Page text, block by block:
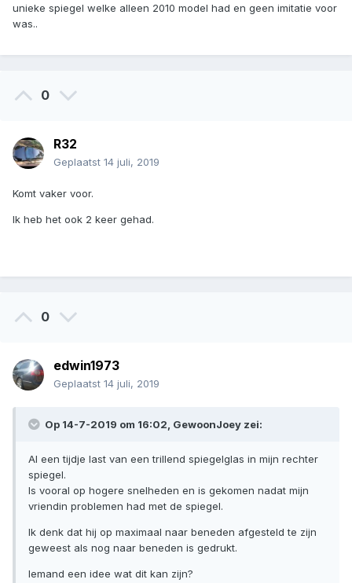
unieke spiegel welke alleen 2010 model had en geen imitatie voor
was..
0
R32
Geplaatst 14 juli, 2019
Komt vaker voor.
Ik heb het ook 2 keer gehad.
0
edwin1973
Geplaatst 14 juli, 2019
Op 14-7-2019 om 16:02, GewoonJoey zei:
Al een tijdje last van een trillend spiegelglas in mijn rechter
spiegel.
Is vooral op hogere snelheden en is gekomen nadat mijn
vriendin problemen had met de spiegel.
Ik denk dat hij op maximaal naar beneden afgesteld te zijn
geweest als nog naar beneden is gedrukt.
Iemand een idee wat dit kan zijn?